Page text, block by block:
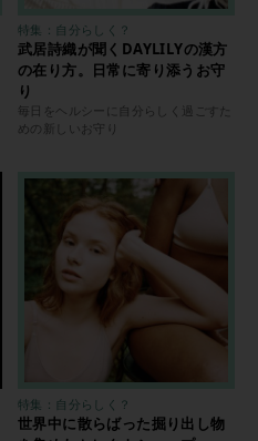
特集：自分らしく？
武居詩織が聞くDAYLILYの漢方
の在り方。日常に寄り添うお守
り
毎日をヘルシーに自分らしく過ごすた
めの新しいお守り
特集：自分らしく？
世界中に散らばった掘り出し物